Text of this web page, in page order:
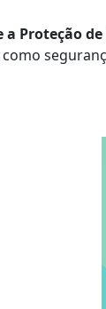
Proteção
se